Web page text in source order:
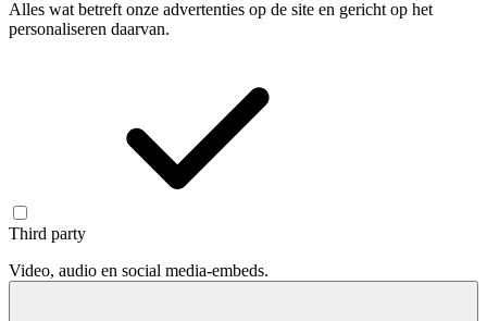
Alles wat betreft onze advertenties op de site en gericht op het
personaliseren daarvan.
Third party
Video, audio en social media-embeds.